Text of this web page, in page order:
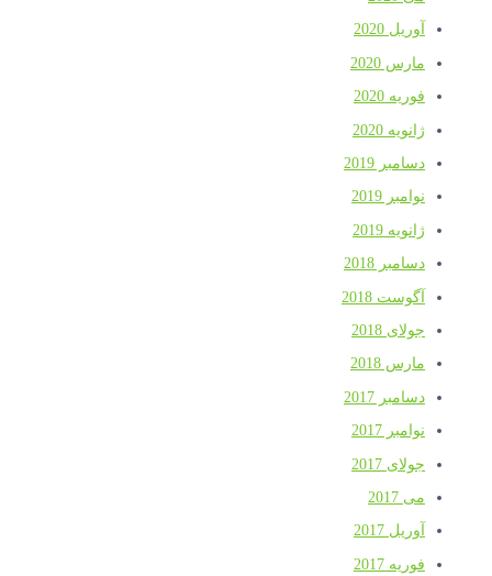
آوریل 2020
مارس 2020
فوریه 2020
ژانویه 2020
دسامبر 2019
نوامبر 2019
ژانویه 2019
دسامبر 2018
آگوست 2018
جولای 2018
مارس 2018
دسامبر 2017
نوامبر 2017
جولای 2017
می 2017
آوریل 2017
فوریه 2017